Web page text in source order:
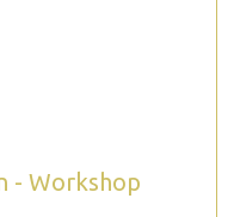
- Workshop